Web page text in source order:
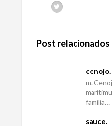
Post relacionados
cenojo.
m.
familia…
sauce.